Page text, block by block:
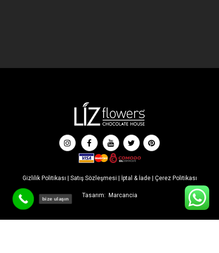
Gizlilik Politikası | Satış Sözleşmesi | İptal & İade| Çerez Politikası
Tasarım: Marcancia
bize ulaşın